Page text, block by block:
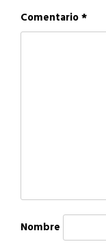
Comentario*
Nombre